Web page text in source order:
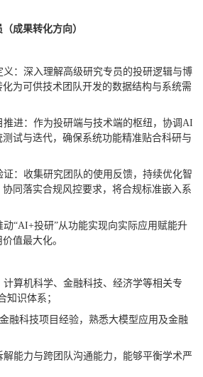
成果转化方向）
义：深入理解高级研究专员的投研逻辑与博
为可供技术团队开发的数据结构与系统需
推进：作为投研端与技术端的枢纽，协调 AI
试与迭代，确保系统功能精准贴合科研与
证：收集研究团队的使用反馈，持续优化智
同落实合规风控要求，将合规标准嵌入系
动“AI+投研”从功能实现向实际应用赋能升
值最大化。
算机科学、金融科技、经济学等相关专
知识体系；
融科技项目经验，熟悉大模型应用及金融
能力与跨团队沟通能力，能够平衡学术严